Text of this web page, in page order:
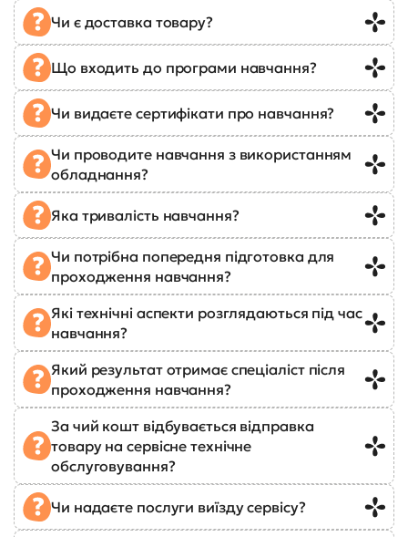
Чи є доставка товару?
Що входить до програми навчання?
Чи видаєте сертифікати про навчання?
Чи проводите навчання з використанням
обладнання?
Яка тривалість навчання?
Чи потрібна попередня підготовка для
проходження навчання?
Які технічні аспекти розглядаються під час
навчання?
Який результат отримає спеціаліст після
проходження навчання?
За чий кошт відбувається відправка
товару на сервісне технічне
обслуговування?
Чи надаєте послуги виїзду сервісу?